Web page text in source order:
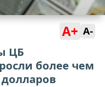
A+ A-
ЦБ
более чем